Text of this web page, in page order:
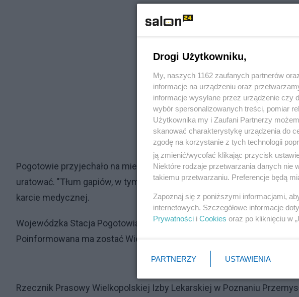
Pogotowie przyjechało na miejsce zdarzenia po kilku minutach;
uratować. "Tłum gapiów, w tym lekarka i pielęgniarka POZ
karcie medycznej.
Wojewódzka Stacja Pogotowia Ratunkowego w Poznaniu
Poinformowana ma zostać Wielkopolska Izba Lekarska, oraz Okręgowa
Reklama
Rzecznik Prasowy Wielkopolskiej Izby Lekarskiej w Poznaniu
Drogi Użytkowniku,
My, naszych 1162 zaufanych partnerów
informacje na urządzeniu oraz
informacje wysyłane przez urządzenie czy
wybór spersonalizowanych treści, pomiar
Użytkownika my i Zaufani Partnerzy
skanować charakterystykę urządzenia do
zgodę na korzystanie z tych technologii
ją zmienić/wycofać klikając przycisk
Niektóre rodzaje przetwarzania danych
takiemu przetwarzaniu. Preferencje będą
Zapoznaj się z poniższymi informacjami,
internetowych. Szczegółowe informacje
Prywatności i Cookies oraz po kliknięciu w
PARTNERZY USTAWIENIA